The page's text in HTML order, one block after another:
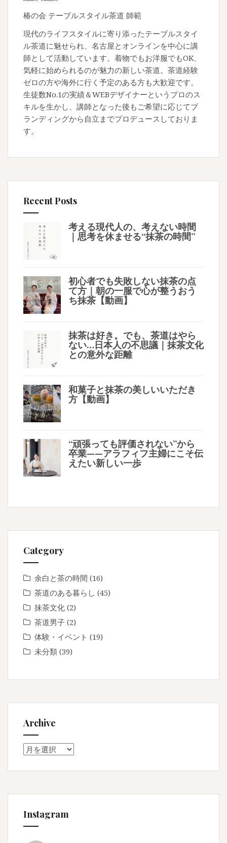
椿の会 テーブルスタイル茶道 師範
現代のライフスタイルに寄り添ったテーブルスタイ
ル茶道に魅せられ、名古屋とオンラインを中心に講
師として活動しています。着物でもお洋服でもOK、
気軽に始められるのが魅力の新しい茶道。茶道経験
ゼロの方や海外に行く予定のある方も大歓迎です。
生徒数No.1の実績＆WEBデザイナーというプロのス
キルを生かし、講師となった後もご希望に応じてブ
ランディングから自立までプロデュースしておりま
す。
Recent Posts
考える現代人の、考えない時間
｜思考を休ませる“抹茶の時間”
初心者でも失敗しない抹茶の点
て方｜朝の一服で心が整うおう
ち抹茶【動画】
抹茶は好き。でも、茶道はやら
ない…日本人の不思議｜抹茶文化
との意外な距離
和菓子と抹茶の美しいいただき
方【動画】
“頑張っても評価されない”から
卒業——アラフィフ主婦にこそ伝
えたい新しい一歩
Category
余白と茶の時間 (16)
茶道のある暮らし (45)
抹茶文化 (2)
茶道男子 (2)
体験・イベント (19)
未分類 (39)
Archive
Archive
Instagram